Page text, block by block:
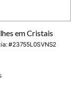
em Cristais
: 23755L0SVNS2